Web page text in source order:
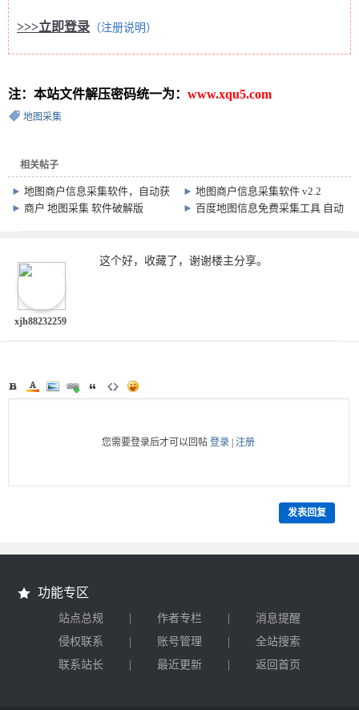
>>>立即登录 （注册说明）
注：本站文件解压密码统一为： www.xqu5.com
地图采集
相关帖子
►地图商户信息采集软件，自动获
取电话、名称及地址
►地图商户信息采集软件 v2.2
►商户 地图采集 软件破解版 ►百度地图信息免费采集工具 自动
xjh88232259
这个好，收藏了，谢谢楼主分享。
您需要登录后才可以回帖登录 |注册
发表回复
功能专区
站点总规 | 作者专栏 |
消息提醒
侵权联系
| 账号管理 |
全站搜索
联系站长
| 最近更新 | 返回首页